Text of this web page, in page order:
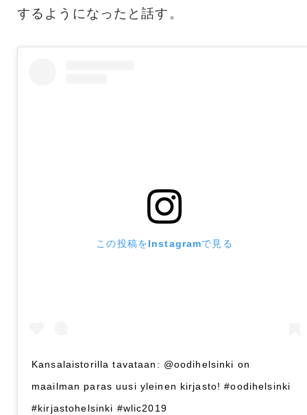
するようになったと話す。
この投稿をInstagramで見る
Kansalaistorilla tavataan: @oodihelsinki on
maailman paras uusi yleinen kirjasto! #oodihelsinki
#kirjastohelsinki #wlic2019